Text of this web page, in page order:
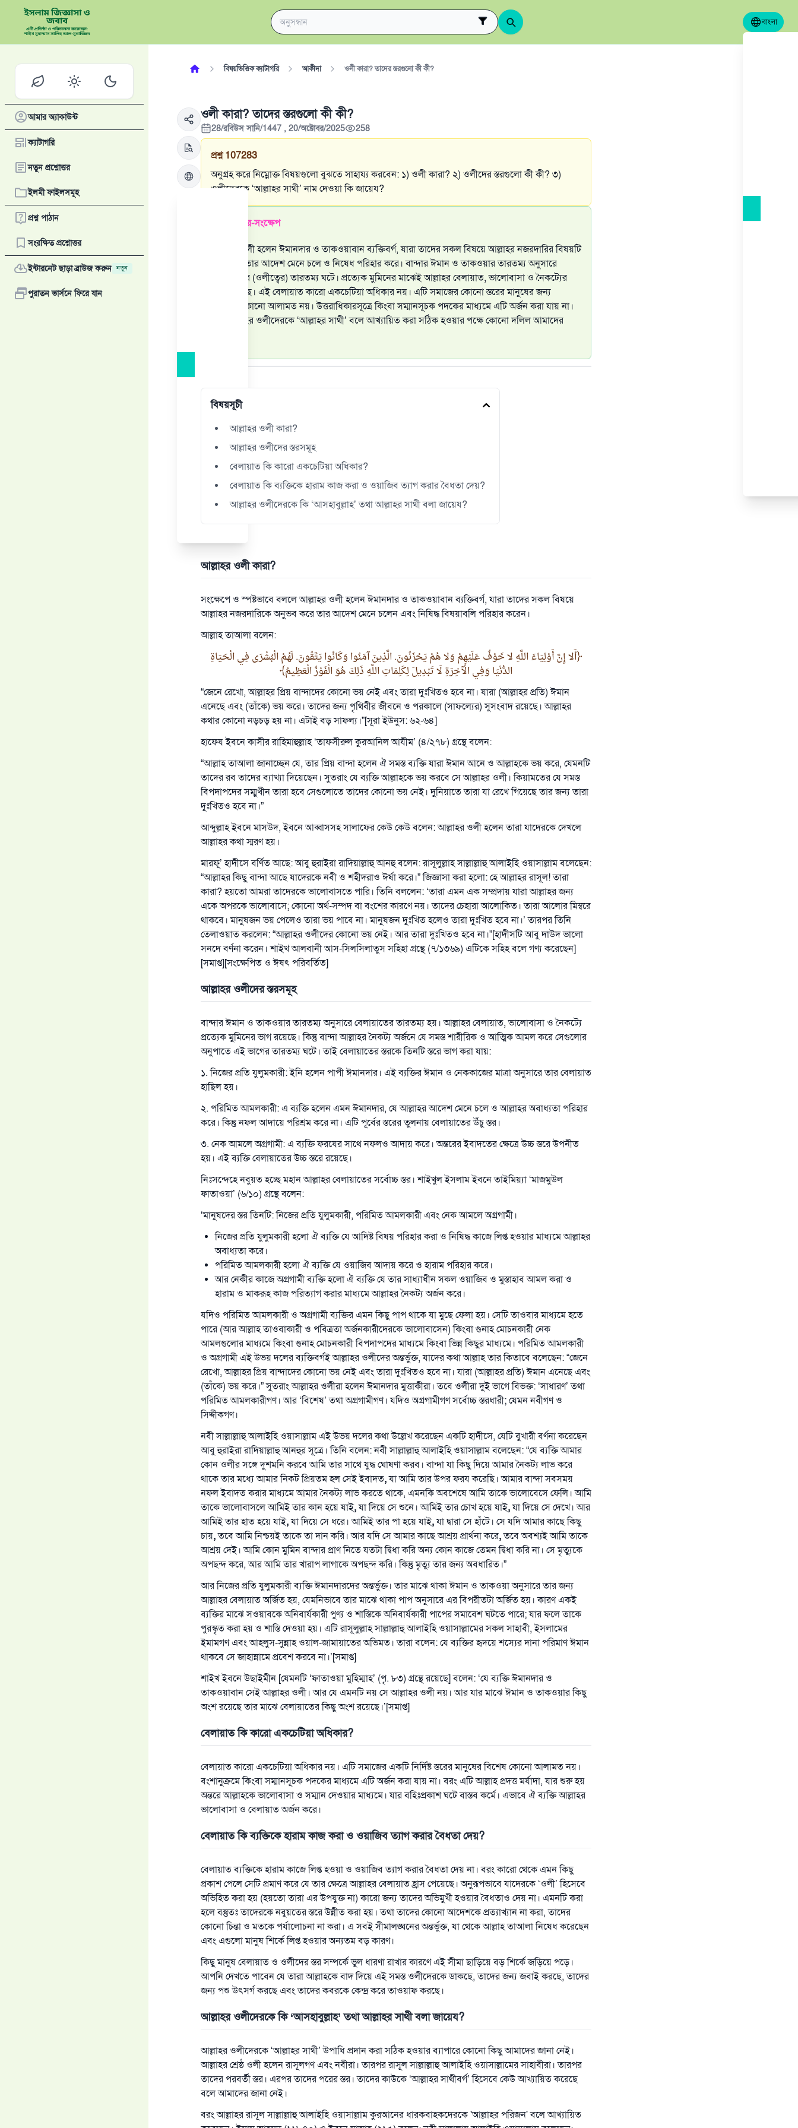
বাংলা
আমার অ্যাকাউন্ট
ক্যাটাগরি
নতুন প্রশ্নোত্তর
ইলমী ফাইলসমূহ
প্রশ্ন পাঠান
সংরক্ষিত প্রশ্নোত্তর
ইন্টারনেট ছাড়া ব্রাউজ করুন নতুন
পুরাতন ভার্সনে ফিরে যান
বিষয়ভিত্তিক ক্যাটাগরি আকীদা ওলী কারা? তাদের স্তরগুলো কী কী?
ওলী কারা? তাদের স্তরগুলো কী কী?
28/রবিউস সানি/1447 , 20/অক্টোবর/2025 258
প্রশ্ন 107283
অনুগ্রহ করে নিম্নোক্ত বিষয়গুলো বুঝতে সাহায্য করবেন: ১) ওলী কারা? ২) ওলীদের স্তরগুলো কী কী? ৩)
ওলীদেরকে ‘আল্লাহর সাথী’ নাম দেওয়া কি জায়েয?
উত্তরের সার-সংক্ষেপ
আল্লাহর ওলী হলেন ঈমানদার ও তাকওয়াবান ব্যক্তিবর্গ, যারা তাদের সকল বিষয়ে আল্লাহর নজরদারির বিষয়টি
চিন্তা করে তার আদেশ মেনে চলে ও নিষেধ পরিহার করে। বান্দার ঈমান ও তাকওয়ার তারতম্য অনুসারে
বেলায়াতের (ওলীত্বের) তারতম্য ঘটে। প্রত্যেক মুমিনের মাঝেই আল্লাহর বেলায়াত, ভালোবাসা ও নৈকট্যের
অংশ রয়েছে। এই বেলায়াত কারো একচেটিয়া অধিকার নয়। এটি সমাজের কোনো স্তরের মানুষের জন্য
নির্ধারিত কোনো আলামত নয়। উত্তরাধিকারসূত্রে কিংবা সম্মানসূচক পদকের মাধ্যমে এটি অর্জন করা যায় না।
আর আল্লাহর ওলীদেরকে ‘আল্লাহর সাথী’ বলে আখ্যায়িত করা সঠিক হওয়ার পক্ষে কোনো দলিল আমাদের
বিষয়সূচী
আল্লাহর ওলী কারা?
আল্লাহর ওলীদের স্তরসমূহ
বেলায়াত কি কারো একচেটিয়া অধিকার?
বেলায়াত কি ব্যক্তিকে হারাম কাজ করা ও ওয়াজিব ত্যাগ করার বৈধতা দেয়?
আল্লাহর ওলীদেরকে কি ‘আসহাবুল্লাহ’ তথা আল্লাহর সাথী বলা জায়েয?
আল্লাহর ওলী কারা?
সংক্ষেপে ও স্পষ্টভাবে বললে আল্লাহর ওলী হলেন ঈমানদার ও তাকওয়াবান ব্যক্তিবর্গ, যারা তাদের সকল বিষয়ে
আল্লাহর নজরদারিকে অনুভব করে তার আদেশ মেনে চলেন এবং নিষিদ্ধ বিষয়াবলি পরিহার করেন।
আল্লাহ তাআলা বলেন:
أَلا إِنَّ أَوْلِيَاءَ اللَّهِ لا خَوْفٌ عَلَيْهِمْ وَلا هُمْ يَحْزَنُونَ. الَّذِينَ آمَنُوا وَكَانُوا يَتَّقُونَ. لَهُمْ الْبُشْرَى فِي الْحَيَاةِ
الدُّنْيَا وَفِي الْآخِرَةِ لَا تَبْدِيلَ لِكَلِمَاتِ اللَّهِ ذَلِكَ هُوَ الْفَوْزُ الْعَظِيمُ
“জেনে রেখো, আল্লাহর প্রিয় বান্দাদের কোনো ভয় নেই এবং তারা দুঃখিতও হবে না। যারা (আল্লাহর প্রতি) ঈমান
এনেছে এবং (তাঁকে) ভয় করে। তাদের জন্য পৃথিবীর জীবনে ও পরকালে (সাফল্যের) সুসংবাদ রয়েছে। আল্লাহর
কথার কোনো নড়চড় হয় না। এটাই বড় সাফল্য।”[সূরা ইউনুস: ৬২-৬৪]
হাফেয ইবনে কাসীর রাহিমাহুল্লাহ ‘তাফসীরুল কুরআনিল আযীম’ (৪/২৭৮) গ্রন্থে বলেন:
“আল্লাহ তাআলা জানাচ্ছেন যে, তার প্রিয় বান্দা হলেন ঐ সমস্ত ব্যক্তি যারা ঈমান আনে ও আল্লাহকে ভয় করে, যেমনটি
তাদের রব তাদের ব্যাখ্যা দিয়েছেন। সুতরাং যে ব্যক্তি আল্লাহকে ভয় করবে সে আল্লাহর ওলী। কিয়ামতের যে সমস্ত
বিপদাপদের সম্মুখীন তারা হবে সেগুলোতে তাদের কোনো ভয় নেই। দুনিয়াতে তারা যা রেখে গিয়েছে তার জন্য তারা
দুঃখিতও হবে না।”
আব্দুল্লাহ ইবনে মাসউদ, ইবনে আব্বাসসহ সালাফের কেউ কেউ বলেন: আল্লাহর ওলী হলেন তারা যাদেরকে দেখলে
আল্লাহর কথা স্মরণ হয়।
মারফূ’ হাদীসে বর্ণিত আছে: আবু হুরাইরা রাদিয়াল্লাহু আনহু বলেন: রাসূলুল্লাহ সাল্লাল্লাহু আলাইহি ওয়াসাল্লাম বলেছেন:
“আল্লাহর কিছু বান্দা আছে যাদেরকে নবী ও শহীদরাও ঈর্ষা করে।” জিজ্ঞাসা করা হলো: হে আল্লাহর রাসূল! তারা
কারা? হয়তো আমরা তাদেরকে ভালোবাসতে পারি। তিনি বললেন: ‘তারা এমন এক সম্প্রদায় যারা আল্লাহর জন্য
একে অপরকে ভালোবাসে; কোনো অর্থ-সম্পদ বা বংশের কারণে নয়। তাদের চেহারা আলোকিত। তারা আলোর মিম্বরে
থাকবে। মানুষজন ভয় পেলেও তারা ভয় পাবে না। মানুষজন দুঃখিত হলেও তারা দুঃখিত হবে না।’ তারপর তিনি
তেলাওয়াত করলেন: “আল্লাহর ওলীদের কোনো ভয় নেই। আর তারা দুঃখিতও হবে না।”[হাদীসটি আবু দাউদ ভালো
সনদে বর্ণনা করেন। শাইখ আলবানী আস-সিলসিলাতুস সহিহা গ্রন্থে (৭/১৩৬৯) এটিকে সহিহ বলে গণ্য করেছেন]
[সমাপ্ত][সংক্ষেপিত ও ঈষৎ পরিবর্তিত]
আল্লাহর ওলীদের স্তরসমূহ
বান্দার ঈমান ও তাকওয়ার তারতম্য অনুসারে বেলায়াতের তারতম্য হয়। আল্লাহর বেলায়াত, ভালোবাসা ও নৈকট্যে
প্রত্যেক মুমিনের ভাগ রয়েছে। কিন্তু বান্দা আল্লাহর নৈকট্য অর্জনে যে সমস্ত শারীরিক ও আত্মিক আমল করে সেগুলোর
অনুপাতে এই ভাগের তারতম্য ঘটে। তাই বেলায়াতের স্তরকে তিনটি স্তরে ভাগ করা যায়:
১. নিজের প্রতি যুলুমকারী: ইনি হলেন পাপী ঈমানদার। এই ব্যক্তির ঈমান ও নেককাজের মাত্রা অনুসারে তার বেলায়াত
হাছিল হয়।
২. পরিমিত আমলকারী: এ ব্যক্তি হলেন এমন ঈমানদার, যে আল্লাহর আদেশ মেনে চলে ও আল্লাহর অবাধ্যতা পরিহার
করে। কিন্তু নফল আদায়ে পরিশ্রম করে না। এটি পূর্বের স্তরের তুলনায় বেলায়াতের উঁচু স্তর।
৩. নেক আমলে অগ্রগামী: এ ব্যক্তি ফরযের সাথে নফলও আদায় করে। অন্তরের ইবাদতের ক্ষেত্রে উচ্চ স্তরে উপনীত
হয়। এই ব্যক্তি বেলায়াতের উচ্চ স্তরে রয়েছে।
নিঃসন্দেহে নবুয়ত হচ্ছে মহান আল্লাহর বেলায়াতের সর্বোচ্চ স্তর। শাইখুল ইসলাম ইবনে তাইমিয়্যা ‘মাজমুউল
ফাতাওয়া’ (৬/১০) গ্রন্থে বলেন:
‘মানুষদের স্তর তিনটি: নিজের প্রতি যুলুমকারী, পরিমিত আমলকারী এবং নেক আমলে অগ্রগামী।
নিজের প্রতি যুলুমকারী হলো ঐ ব্যক্তি যে আদিষ্ট বিষয় পরিহার করা ও নিষিদ্ধ কাজে লিপ্ত হওয়ার মাধ্যমে আল্লাহর
অবাধ্যতা করে।
পরিমিত আমলকারী হলো ঐ ব্যক্তি যে ওয়াজিব আদায় করে ও হারাম পরিহার করে।
আর নেকীর কাজে অগ্রগামী ব্যক্তি হলো ঐ ব্যক্তি যে তার সাধ্যাধীন সকল ওয়াজিব ও মুস্তাহাব আমল করা ও
হারাম ও মাকরূহ কাজ পরিত্যাগ করার মাধ্যমে আল্লাহর নৈকট্য অর্জন করে।
যদিও পরিমিত আমলকারী ও অগ্রগামী ব্যক্তির এমন কিছু পাপ থাকে যা মুছে ফেলা হয়। সেটি তাওবার মাধ্যমে হতে
পারে (আর আল্লাহ তাওবাকারী ও পবিত্রতা অর্জনকারীদেরকে ভালোবাসেন) কিংবা গুনাহ মোচনকারী নেক
আমলগুলোর মাধ্যমে কিংবা গুনাহ মোচনকারী বিপদাপদের মাধ্যমে কিংবা ভিন্ন কিছুর মাধ্যমে। পরিমিত আমলকারী
ও অগ্রগামী এই উভয় দলের ব্যক্তিবর্গই আল্লাহর ওলীদের অন্তর্ভুক্ত, যাদের কথা আল্লাহ তার কিতাবে বলেছেন: “জেনে
রেখো, আল্লাহর প্রিয় বান্দাদের কোনো ভয় নেই এবং তারা দুঃখিতও হবে না। যারা (আল্লাহর প্রতি) ঈমান এনেছে এবং
(তাঁকে) ভয় করে।” সুতরাং আল্লাহর ওলীরা হলেন ঈমানদার মুত্তাকীরা। তবে ওলীরা দুই ভাগে বিভক্ত: ‘সাধারণ’ তথা
পরিমিত আমলকারীগণ। আর ‘বিশেষ’ তথা অগ্রগামীগণ। যদিও অগ্রগামীগণ সর্বোচ্চ স্তরধারী; যেমন নবীগণ ও
সিদ্দীকগণ।
নবী সাল্লাল্লাহু আলাইহি ওয়াসাল্লাম এই উভয় দলের কথা উল্লেখ করেছেন একটি হাদীসে, যেটি বুখারী বর্ণনা করেছেন
আবু হুরাইরা রাদিয়াল্লাহু আনহুর সূত্রে। তিনি বলেন: নবী সাল্লাল্লাহু আলাইহি ওয়াসাল্লাম বলেছেন: “যে ব্যক্তি আমার
কোন ওলীর সঙ্গে দুশমনি করবে আমি তার সাথে যুদ্ধ ঘোষণা করব। বান্দা যা কিছু দিয়ে আমার নৈকট্য লাভ করে
থাকে তার মধ্যে আমার নিকট প্রিয়তম হল সেই ইবাদত,যা আমি তার উপর ফরয করেছি। আমার বান্দা সবসময়
নফল ইবাদত করার মাধ্যমে আমার নৈকট্য লাভ করতে থাকে, এমনকি অবশেষে আমি তাকে ভালোবেসে ফেলি। আমি
তাকে ভালোবাসলে আমিই তার কান হয়ে যাই,যা দিয়ে সে শুনে। আমিই তার চোখ হয়ে যাই,যা দিয়ে সে দেখে। আর
আমিই তার হাত হয়ে যাই,যা দিয়ে সে ধরে। আমিই তার পা হয়ে যাই,যা দ্বারা সে হাঁটে। সে যদি আমার কাছে কিছু
চায়,তবে আমি নিশ্চয়ই তাকে তা দান করি। আর যদি সে আমার কাছে আশ্রয় প্রার্থনা করে,তবে অবশ্যই আমি তাকে
আশ্রয় দেই। আমি কোন মুমিন বান্দার প্রাণ নিতে যতটা দ্বিধা করি অন্য কোন কাজে তেমন দ্বিধা করি না। সে মৃত্যুকে
অপছন্দ করে, আর আমি তার খারাপ লাগাকে অপছন্দ করি। কিন্তু মৃত্যু তার জন্য অবধারিত।”
আর নিজের প্রতি যুলুমকারী ব্যক্তি ঈমানদারদের অন্তর্ভুক্ত। তার মাঝে থাকা ঈমান ও তাকওয়া অনুসারে তার জন্য
আল্লাহর বেলায়াত অর্জিত হয়, যেমনিভাবে তার মাঝে থাকা পাপ অনুসারে এর বিপরীতটা অর্জিত হয়। কারণ একই
ব্যক্তির মাঝে সওয়াবকে অনিবার্যকারী পুণ্য ও শাস্তিকে অনিবার্যকারী পাপের সমাবেশ ঘটতে পারে; যার ফলে তাকে
পুরস্কৃত করা হয় ও শাস্তি দেওয়া হয়। এটি রাসূলুল্লাহ সাল্লাল্লাহু আলাইহি ওয়াসাল্লামের সকল সাহাবী, ইসলামের
ইমামগণ এবং আহলুস-সুন্নাহ ওয়াল-জামায়াতের অভিমত। তারা বলেন: যে ব্যক্তির হৃদয়ে শস্যের দানা পরিমাণ ঈমান
থাকবে সে জাহান্নামে প্রবেশ করবে না।’[সমাপ্ত]
শাইখ ইবনে উছাইমীন [যেমনটি ‘ফাতাওয়া মুহিম্মাহ’ (পৃ. ৮৩) গ্রন্থে রয়েছে] বলেন: ‘যে ব্যক্তি ঈমানদার ও
তাকওয়াবান সেই আল্লাহর ওলী। আর যে এমনটি নয় সে আল্লাহর ওলী নয়। আর যার মাঝে ঈমান ও তাকওয়ার কিছু
অংশ রয়েছে তার মাঝে বেলায়াতের কিছু অংশ রয়েছে।’[সমাপ্ত]
বেলায়াত কি কারো একচেটিয়া অধিকার?
বেলায়াত কারো একচেটিয়া অধিকার নয়। এটি সমাজের একটি নির্দিষ্ট স্তরের মানুষের বিশেষ কোনো আলামত নয়।
বংশানুক্রমে কিংবা সম্মানসূচক পদকের মাধ্যমে এটি অর্জন করা যায় না। বরং এটি আল্লাহ প্রদত্ত মর্যাদা, যার শুরু হয়
অন্তরে আল্লাহকে ভালোবাসা ও সম্মান দেওয়ার মাধ্যমে। যার বহিঃপ্রকাশ ঘটে বাস্তব কর্মে। এভাবে ঐ ব্যক্তি আল্লাহর
ভালোবাসা ও বেলায়াত অর্জন করে।
বেলায়াত কি ব্যক্তিকে হারাম কাজ করা ও ওয়াজিব ত্যাগ করার বৈধতা দেয়?
বেলায়াত ব্যক্তিকে হারাম কাজে লিপ্ত হওয়া ও ওয়াজিব ত্যাগ করার বৈধতা দেয় না। বরং কারো থেকে এমন কিছু
প্রকাশ পেলে সেটি প্রমাণ করে যে তার ক্ষেত্রে আল্লাহর বেলায়াত হ্রাস পেয়েছে। অনুরূপভাবে যাদেরকে ‘ওলী’ হিসেবে
অভিহিত করা হয় (হয়তো তারা এর উপযুক্ত না) কারো জন্য তাদের অভিমুখী হওয়ার বৈধতাও দেয় না। এমনটি করা
হলে বস্তুতঃ তাদেরকে নবুয়তের স্তরে উন্নীত করা হয়। তথা তাদের কোনো আদেশকে প্রত্যাখ্যান না করা, তাদের
কোনো চিন্তা ও মতকে পর্যালোচনা না করা। এ সবই সীমালঙ্ঘনের অন্তর্ভুক্ত, যা থেকে আল্লাহ তাআলা নিষেধ করেছেন
এবং এগুলো মানুষ শির্কে লিপ্ত হওয়ার অন্যতম বড় কারণ।
কিছু মানুষ বেলায়াত ও ওলীদের স্তর সম্পর্কে ভুল ধারণা রাখার কারণে এই সীমা ছাড়িয়ে বড় শির্কে জড়িয়ে পড়ে।
আপনি দেখতে পাবেন যে তারা আল্লাহকে বাদ দিয়ে এই সমস্ত ওলীদেরকে ডাকছে, তাদের জন্য জবাই করছে, তাদের
জন্য পশু উৎসর্গ করছে এবং তাদের কবরকে কেন্দ্র করে তাওয়াফ করছে।
আল্লাহর ওলীদেরকেকি ‘আসহাবুল্লাহ’ তথা আল্লাহর সাথীবলা জায়েয?
আল্লাহর ওলীদেরকে ‘আল্লাহর সাথী’ উপাধি প্রদান করা সঠিক হওয়ার ব্যাপারে কোনো কিছু আমাদের জানা নেই।
আল্লাহর শ্রেষ্ঠ ওলী হলেন রাসূলগণ এবং নবীরা। তারপর রাসূল সাল্লাল্লাহু আলাইহি ওয়াসাল্লামের সাহাবীরা। তারপর
তাদের পরবর্তী স্তর। এরপর তাদের পরের স্তর। তাদের কাউকে ‘আল্লাহর সাথীবর্গ’ হিসেবে কেউ আখ্যায়িত করেছে
বলে আমাদের জানা নেই।
বরং আল্লাহর রাসূল সাল্লাল্লাহু আলাইহি ওয়াসাল্লাম কুরআনের ধারকবাহকদেরকে 'আল্লাহর পরিজন' বলে আখ্যায়িত
উত্তর নম্বর ১১০৮৪৫ একটি বিবাহ রক্ষা করেছিল।
উম্মাহকে উত্তর দিতে আমাদেরকে সহযোগিতা করুন
রাসূল সাল্লাল্লাহু আলাইহি ওয়া সাল্লাম বলেছেন
(সহিহ মুসলিম; ১৮৯৩)
এখনই শরীক হোন